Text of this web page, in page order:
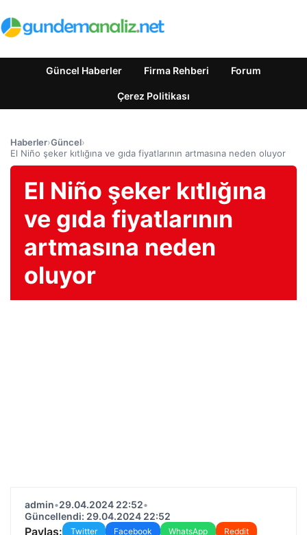
Güncel Haberler Firma Rehberi Forum
Çerez Politikası
Haberler›Güncel›
El Niño şeker kıtlığına ve gıda fiyatlarının artmasına neden oluyor
El Niño şeker kıtlığına
ve gıda fiyatlarının
artmasına neden
oluyor
admin•29.04.2024 22:52•
Güncellendi: 29.04.2024 22:52
Paylaş: Twitter Facebook WhatsApp
Reddit